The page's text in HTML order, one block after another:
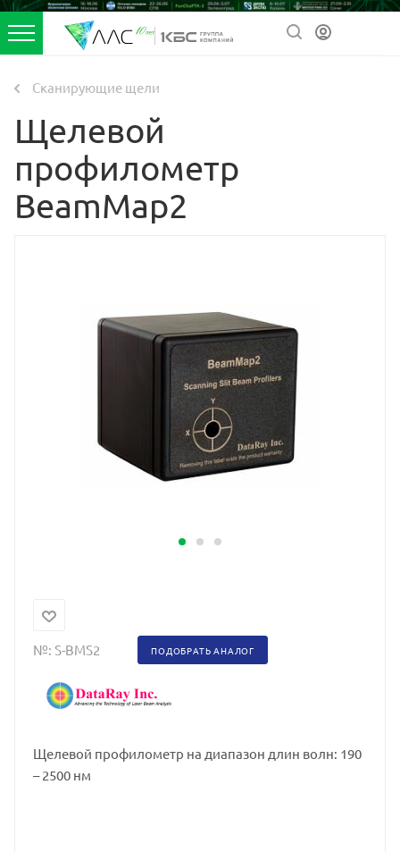
Сканирующие щели
Щелевой
профилометр
BeamMap2
№: S-BMS2 ПОДОБРАТЬ АНАЛОГ
Щелевой профилометр на диапазон длин волн: 190
– 2500 нм